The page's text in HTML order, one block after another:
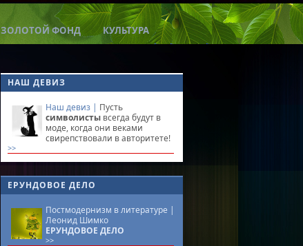
ЗОЛОТОЙ ФОНД КУЛЬТУРА
НАШ ДЕВИЗ
Наш девиз | Пусть
символистывсегда будут в
моде, когда они веками
свирепствовали в авторитете!
>>
ЕРУНДОВОЕ ДЕЛО
Постмодернизм в литературе |
Леонид Шимко
ЕРУНДОВОЕ ДЕЛО
>>